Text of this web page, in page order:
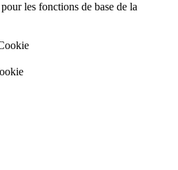
les fonctions de base de la